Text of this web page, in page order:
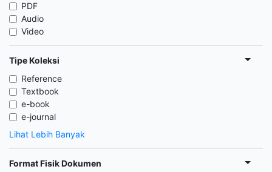
PDF
Audio
Video
Tipe Koleksi
Reference
Textbook
e-book
e-journal
Lihat Lebih Banyak
Format Fisik Dokumen